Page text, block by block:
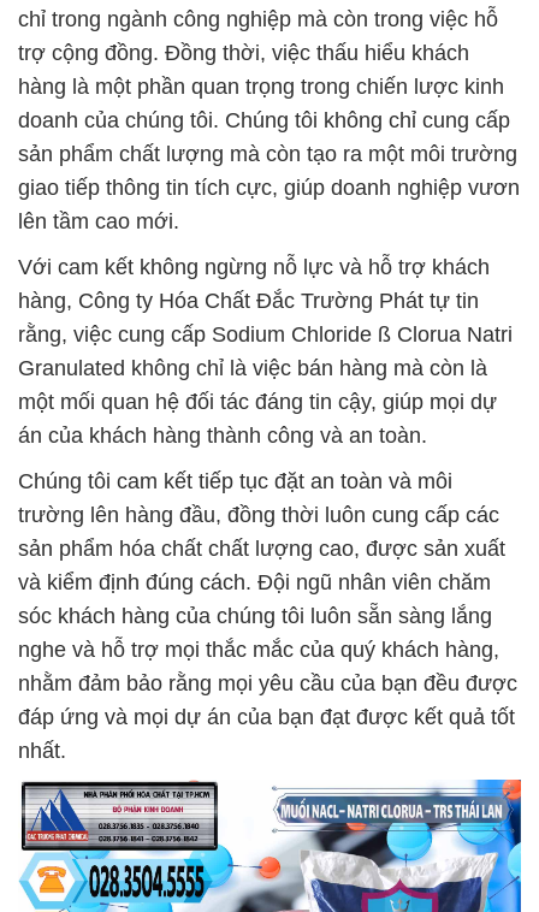
chỉ trong ngành công nghiệp mà còn trong việc hỗ
trợ cộng đồng. Đồng thời, việc thấu hiểu khách
hàng là một phần quan trọng trong chiến lược kinh
doanh của chúng tôi. Chúng tôi không chỉ cung cấp
sản phẩm chất lượng mà còn tạo ra một môi trường
giao tiếp thông tin tích cực, giúp doanh nghiệp vươn
lên tầm cao mới.
Với cam kết không ngừng nỗ lực và hỗ trợ khách
hàng, Công ty Hóa Chất Đắc Trường Phát tự tin
rằng, việc cung cấp Sodium Chloride ß Clorua Natri
Granulated không chỉ là việc bán hàng mà còn là
một mối quan hệ đối tác đáng tin cậy, giúp mọi dự
án của khách hàng thành công và an toàn.
Chúng tôi cam kết tiếp tục đặt an toàn và môi
trường lên hàng đầu, đồng thời luôn cung cấp các
sản phẩm hóa chất chất lượng cao, được sản xuất
và kiểm định đúng cách. Đội ngũ nhân viên chăm
sóc khách hàng của chúng tôi luôn sẵn sàng lắng
nghe và hỗ trợ mọi thắc mắc của quý khách hàng,
nhằm đảm bảo rằng mọi yêu cầu của bạn đều được
đáp ứng và mọi dự án của bạn đạt được kết quả tốt
nhất.